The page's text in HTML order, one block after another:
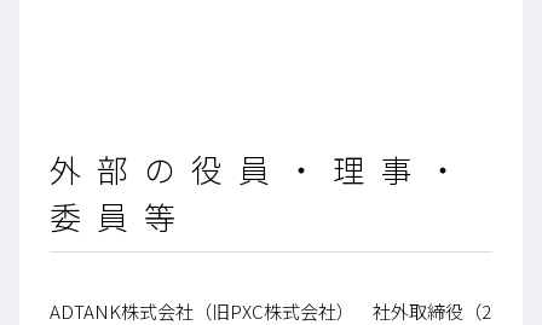
外部の役員・理事・
委員等
ADTANK株式会社（旧PXC株式会社） 社外取締役（2